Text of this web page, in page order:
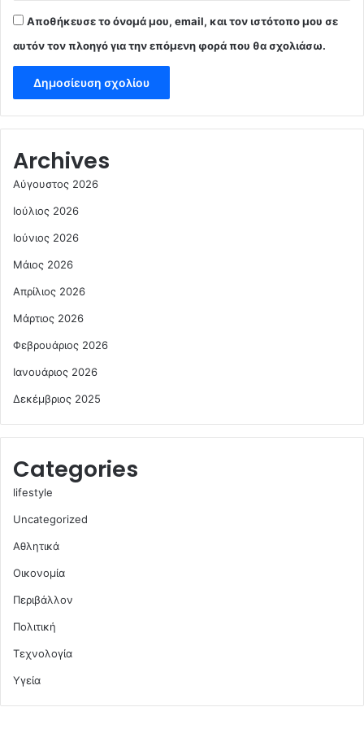
Αποθήκευσε το όνομά μου, email, και τον ιστότοπο μου σε
αυτόν τον πλοηγό για την επόμενη φορά που θα σχολιάσω.
Archives
Αύγουστος 2026
Ιούλιος 2026
Ιούνιος 2026
Μάιος 2026
Απρίλιος 2026
Μάρτιος 2026
Φεβρουάριος 2026
Ιανουάριος 2026
Δεκέμβριος 2025
Categories
lifestyle
Uncategorized
Αθλητικά
Οικονομία
Περιβάλλον
Πολιτική
Τεχνολογία
Υγεία